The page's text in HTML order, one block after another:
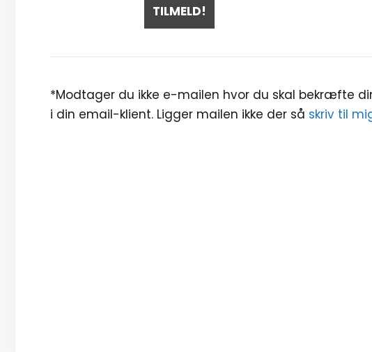
*Modtager du ikke e-mailen hvor du skal bekræfte
i din email-klient. Ligger mailen ikke der så skriv til